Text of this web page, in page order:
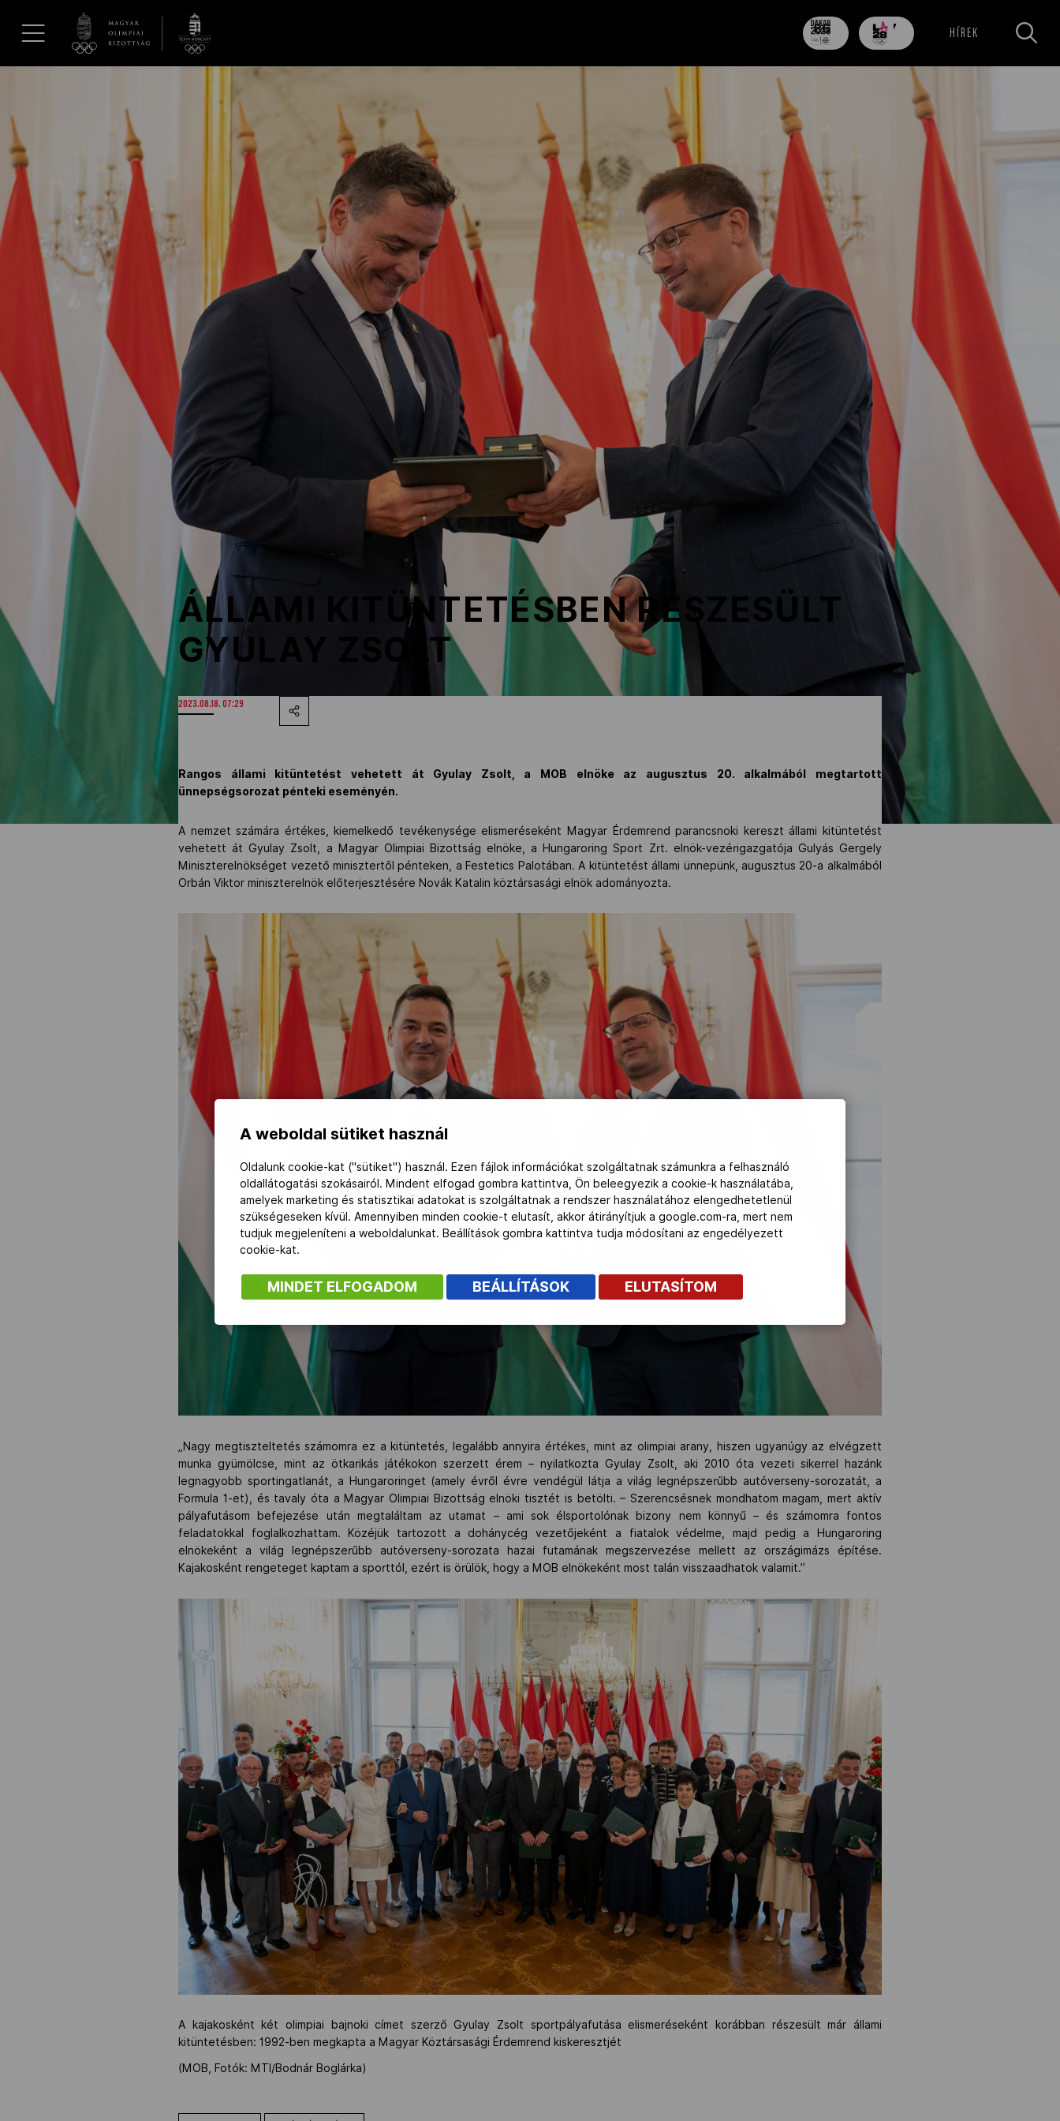
Hírek
Dakar 2026
Los Angeles 2028
MOB
Kettőskarrier-program
NOB
Társszervezetek
OVEP
Adatbank
86
nap
707
nap HÍREK
ÁLLAMI KITÜNTETÉSBEN RÉSZESÜLT
GYULAY ZSOLT
2023.08.18. 07:29
Rangos állami kitüntetést vehetett át Gyulay Zsolt, a MOB elnöke az augusztus 20. alkalmából megtartott
ünnepségsorozat pénteki eseményén.
A nemzet számára értékes, kiemelkedő tevékenysége elismeréseként Magyar Érdemrend parancsnoki kereszt állami kitüntetést
vehetett át Gyulay Zsolt, a Magyar Olimpiai Bizottság elnöke, a Hungaroring Sport Zrt. elnök-vezérigazgatója Gulyás Gergely
Miniszterelnökséget vezető minisztertől pénteken, a Festetics Palotában. A kitüntetést állami ünnepünk, augusztus 20-a alkalmából
Orbán Viktor miniszterelnök előterjesztésére Novák Katalin köztársasági elnök adományozta.
„Nagy megtiszteltetés számomra ez a kitüntetés, legalább annyira értékes, mint az olimpiai arany, hiszen ugyanúgy az elvégzett
munka gyümölcse, mint az ötkarikás játékokon szerzett érem – nyilatkozta Gyulay Zsolt, aki 2010 óta vezeti sikerrel hazánk
legnagyobb sportingatlanát, a Hungaroringet (amely évről évre vendégül látja a világ legnépszerűbb autóverseny-sorozatát, a
Formula 1-et), és tavaly óta a Magyar Olimpiai Bizottság elnöki tisztét is betölti. – Szerencsésnek mondhatom magam, mert aktív
pályafutásom befejezése után megtaláltam az utamat – ami sok élsportolónak bizony nem könnyű – és számomra fontos
feladatokkal foglalkozhattam. Közéjük tartozott a dohánycég vezetőjeként a fiatalok védelme, majd pedig a Hungaroring
elnökeként a világ legnépszerűbb autóverseny-sorozata hazai futamának megszervezése mellett az országimázs építése.
Kajakosként rengeteget kaptam a sporttól, ezért is örülök, hogy a MOB elnökeként most talán visszaadhatok valamit.”
A kajakosként két olimpiai bajnoki címet szerző Gyulay Zsolt sportpályafutása elismeréseként korábban részesült már állami
kitüntetésben: 1992-ben megkapta a Magyar Köztársasági Érdemrend kiskeresztjét
(MOB, Fotók: MTI/Bodnár Boglárka)
A weboldal sütiket használ
Oldalunk cookie-kat ("sütiket") használ. Ezen fájlok információkat szolgáltatnak számunkra a felhasználó
oldallátogatási szokásairól. Mindent elfogad gombra kattintva, Ön beleegyezik a cookie-k használatába,
amelyek marketing és statisztikai adatokat is szolgáltatnak a rendszer használatához elengedhetetlenül
szükségeseken kívül. Amennyiben minden cookie-t elutasít, akkor átirányítjuk a google.com-ra, mert nem
tudjuk megjeleníteni a weboldalunkat. Beállítások gombra kattintva tudja módosítani az engedélyezett
cookie-kat.
MINDET ELFOGADOM BEÁLLÍTÁSOK ELUTASÍTOM